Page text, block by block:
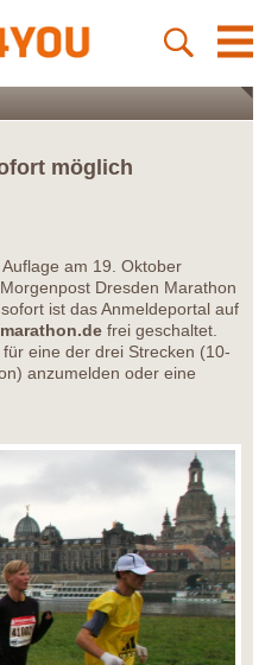
möglich
am 19. Oktober
Dresden Marathon
ist das Anmeldeportal auf
frei geschaltet.
eine der drei Strecken (10-
anzumelden oder eine